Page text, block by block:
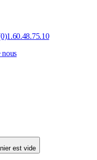
nous
panier, Le panier est vide